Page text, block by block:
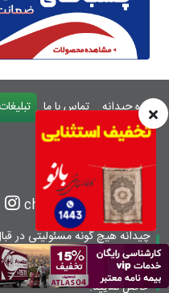
درباره چیدانه تماس با ما
ورود
chidaneh
چیدانه هیچ گونه مسئولیتی در
معرفی شده ندارد.
قبل از اقدام به خرید کالا یا
حاصل نمایید.